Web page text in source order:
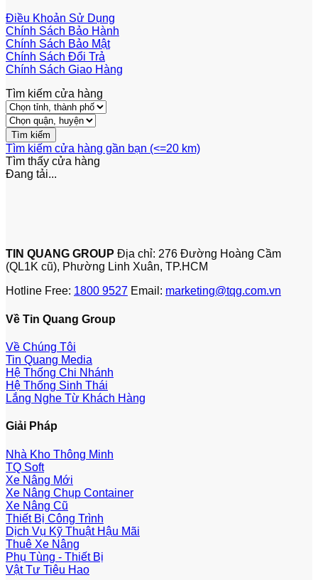
Điều Khoản Sử Dụng
Chính Sách Bảo Hành
Chính Sách Bảo Mật
Chính Sách Đổi Trả
Chính Sách Giao Hàng
Tìm kiếm cửa hàng
Tìm kiếm cửa hàng gần bạn (<=20 km)
Tìm thấy cửa hàng
Đang tải...
TIN QUANG GROUP Địa chỉ: 276 Đường Hoàng Cầm
(QL1K cũ), Phường Linh Xuân, TP.HCM
Hotline Free: 1800 9527 Email: marketing@tqg.com.vn
Về Tin Quang Group
Về Chúng Tôi
Tin Quang Media
Hệ Thống Chi Nhánh
Hệ Thống Sinh Thái
Lắng Nghe Từ Khách Hàng
Giải Pháp
Nhà Kho Thông Minh
TQ Soft
Xe Nâng Mới
Xe Nâng Chụp Container
Xe Nâng Cũ
Thiết Bị Công Trình
Dịch Vụ Kỹ Thuật Hậu Mãi
Thuê Xe Nâng
Phụ Tùng - Thiết Bị
Vật Tư Tiêu Hao